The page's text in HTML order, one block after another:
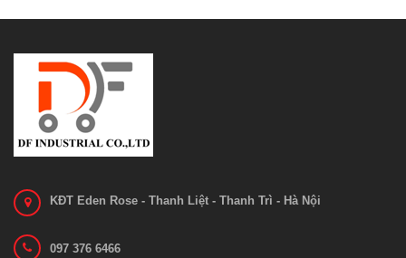
KĐT Eden Rose - Thanh Liệt - Thanh Trì - Hà Nội
097 376 6466